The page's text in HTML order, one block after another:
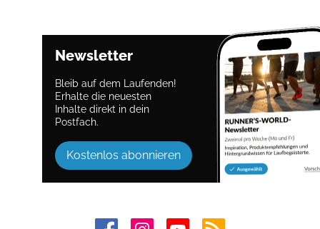
Newsletter
Bleib auf dem Laufenden!
Erhalte die neuesten
Inhalte direkt in dein
Postfach.
Kostenlos abonnieren